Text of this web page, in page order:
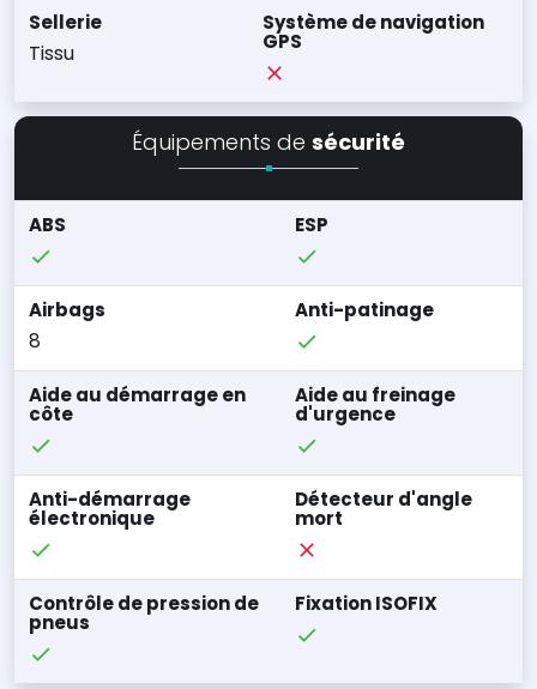
Sellerie
Tissu
Système de navigation
GPS
Équipements de sécurité
ABS ESP
Airbags
8
Anti-patinage
Aide au démarrage en
côte
Aide au freinage
d'urgence
Anti-démarrage
électronique
Détecteur d'angle
mort
Contrôle de pression de
pneus
Fixation ISOFIX